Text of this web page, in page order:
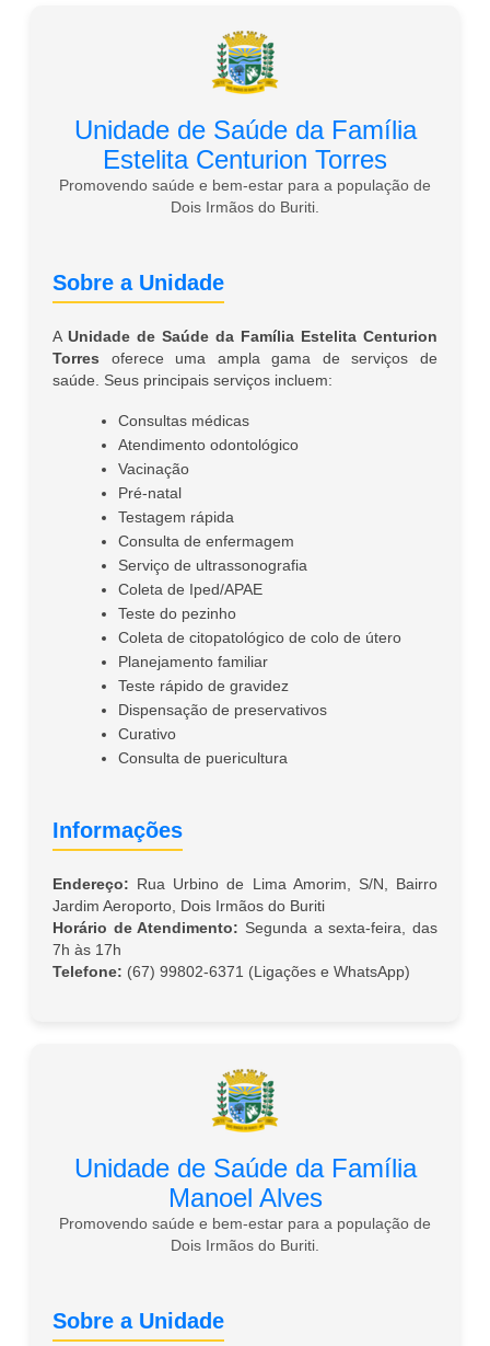
Unidade de Saúde da Família
Estelita Centurion Torres
Promovendo saúde e bem-estar para a população de
Dois Irmãos do Buriti.
Sobre a Unidade
A Unidade de Saúde da Família Estelita Centurion
Torres oferece uma ampla gama de serviços de
saúde. Seus principais serviços incluem:
Consultas médicas
Atendimento odontológico
Vacinação
Pré-natal
Testagem rápida
Consulta de enfermagem
Serviço de ultrassonografia
Coleta de Iped/APAE
Teste do pezinho
Coleta de citopatológico de colo de útero
Planejamento familiar
Teste rápido de gravidez
Dispensação de preservativos
Curativo
Consulta de puericultura
Informações
Endereço: Rua Urbino de Lima Amorim, S/N, Bairro
Jardim Aeroporto, Dois Irmãos do Buriti
Horário de Atendimento: Segunda a sexta-feira, das
7h às 17h
Telefone: (67) 99802-6371 (Ligações e WhatsApp)
Unidade de Saúde da Família
Manoel Alves
Promovendo saúde e bem-estar para a população de
Dois Irmãos do Buriti.
Sobre a Unidade